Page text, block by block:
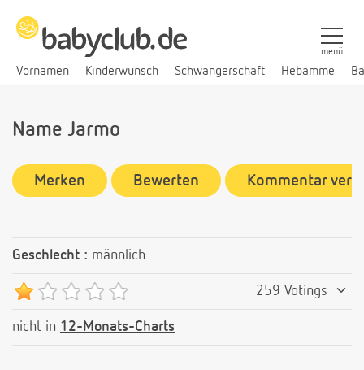
Vornamen Kinderwunsch Schwangerschaft Hebamme
menü
Name Jarmo
Merken Bewerten Kommentar
Geschlecht : männlich
259 Votings
nicht in 12-Monats-Charts